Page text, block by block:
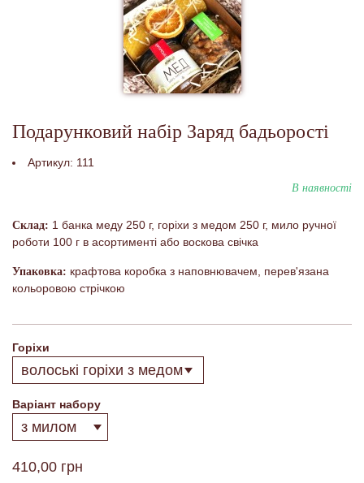
Подарунковий набір Заряд бадьорості
Артикул: 111
В наявності
Склад: 1 банка меду 250 г, горіхи з медом 250 г, мило ручної
роботи 100 г в асортименті або воскова свічка
Упаковка: крафтова коробка з наповнювачем, перев'язана
кольоровою стрічкою
Горіхи
Варіант набору
410,00 грн